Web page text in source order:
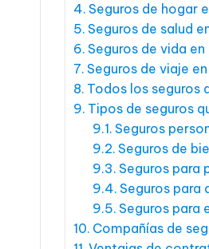
Seguros de hogar
Seguros de salud
Seguros de vida
Seguros de viaje
Todos los seguros
Tipos de seguros
Seguros
Seguros de
Seguros para
Seguros para
Seguros para
Compañías de